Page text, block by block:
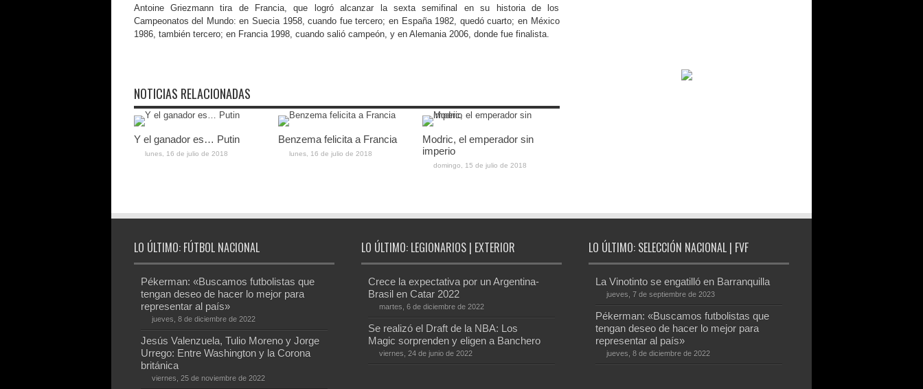
Antoine Griezmann tira de Francia, que logró alcanzar la sexta semifinal en su historia de los
Campeonatos del Mundo: en Suecia 1958, cuando fue tercero; en España 1982, quedó cuarto; en México
1986, también tercero; en Francia 1998, cuando salió campeón, y en Alemania 2006, donde fue finalista.
NOTICIAS RELACIONADAS
Y el ganador es… Putin
lunes, 16 de julio de 2018
Benzema felicita a Francia
lunes, 16 de julio de 2018
Modric, el emperador sin
imperio
domingo, 15 de julio de 2018
LO ÚLTIMO: FÚTBOL NACIONAL
Pékerman: «Buscamos futbolistas que
tengan deseo de hacer lo mejor para
representar al país»
jueves, 8 de diciembre de 2022
Jesús Valenzuela, Tulio Moreno y Jorge
Urrego: Entre Washington y la Corona
británica
viernes, 25 de noviembre de 2022
LO ÚLTIMO: LEGIONARIOS | EXTERIOR
Crece la expectativa por un Argentina-
Brasil en Catar 2022
martes, 6 de diciembre de 2022
Se realizó el Draft de la NBA: Los
Magic sorprenden y eligen a Banchero
viernes, 24 de junio de 2022
LO ÚLTIMO: SELECCIÓN NACIONAL | FVF
La Vinotinto se engatilló en Barranquilla
jueves, 7 de septiembre de 2023
Pékerman: «Buscamos futbolistas que
tengan deseo de hacer lo mejor para
representar al país»
jueves, 8 de diciembre de 2022